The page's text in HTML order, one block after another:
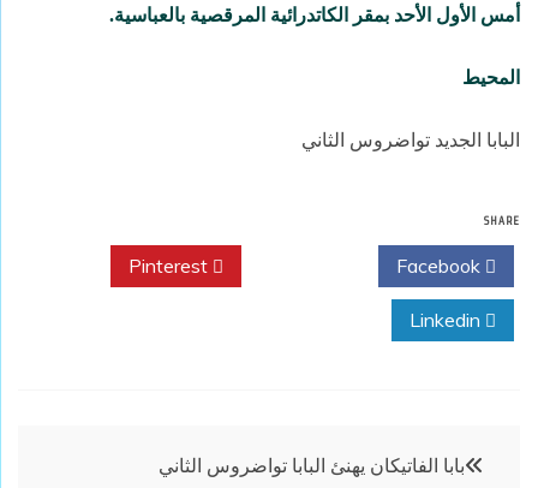
أمس الأول الأحد بمقر الكاتدرائية المرقصية بالعباسية.
المحيط
البابا الجديد تواضروس الثاني
SHARE
تصفّح
بابا الفاتيكان يهنئ البابا تواضروس الثاني